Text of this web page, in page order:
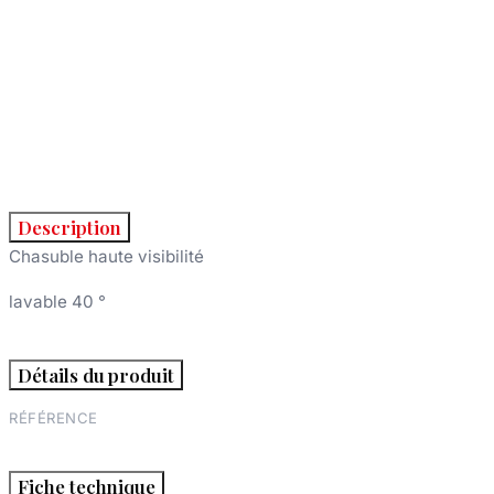
Description
Chasuble haute visibilité
lavable 40 °
Détails du produit
RÉFÉRENCE
Fiche technique